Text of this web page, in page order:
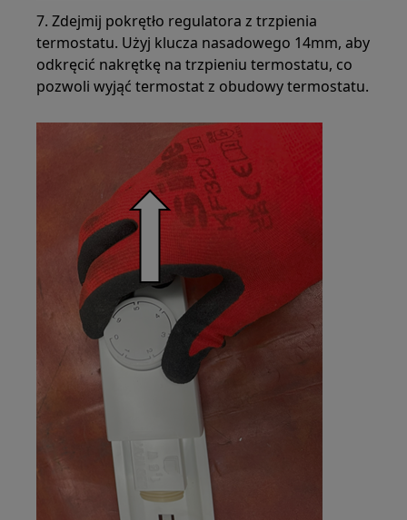
7. Zdejmij pokrętło regulatora z trzpienia
termostatu. Użyj klucza nasadowego 14mm, aby
odkręcić nakrętkę na trzpieniu termostatu, co
pozwoli wyjąć termostat z obudowy termostatu.